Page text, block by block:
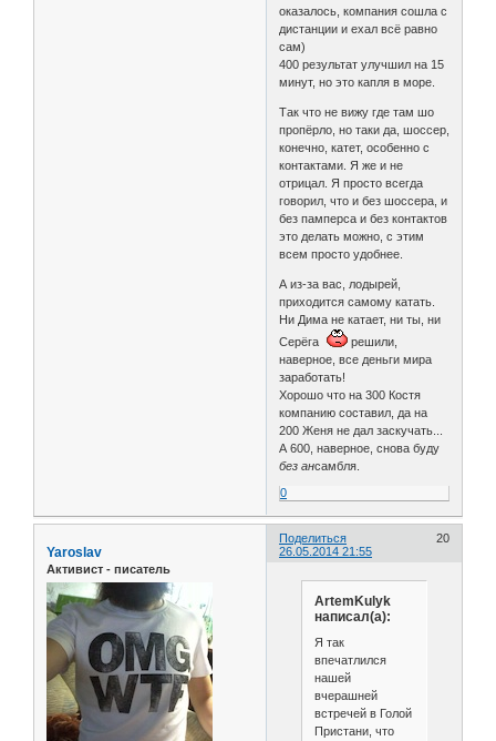
оказалось, компания сошла с
дистанции и ехал всё равно
сам)
400 результат улучшил на 15
минут, но это капля в море.
Так что не вижу где там шо
пропёрло, но таки да, шоссер,
конечно, катет, особенно с
контактами. Я же и не
отрицал. Я просто всегда
говорил, что и без шоссера, и
без памперса и без контактов
это делать можно, с этим
всем просто удобнее.
А из-за вас, лодырей,
приходится самому катать.
Ни Дима не катает, ни ты, ни
Серёга
решили,
наверное, все деньги мира
заработать!
Хорошо что на 300 Костя
компанию составил, да на
200 Женя не дал заскучать...
А 600, наверное, снова буду
без ансамбля.
0
Поделиться
20
26.05.2014 21:55
Yaroslav
Активист - писатель
ArtemKulyk
написал(а):
Я так
впечатлился
нашей
вчерашней
встречей в Голой
Пристани, что